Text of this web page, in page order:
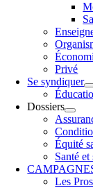
Privé
Se syndiquer
Dossiers
Équité
Santé
Les